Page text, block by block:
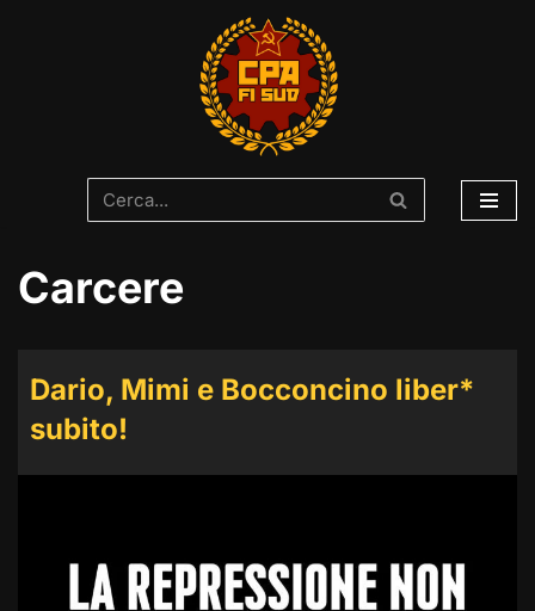
Carcere
Dario, Mimi e Bocconcino liber*
subito!